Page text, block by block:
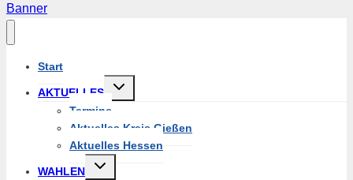
Banner
Start
AKTUELLES
Untermenü
Termine
Aktuelles Kreis Gießen
Aktuelles Hessen
WAHLEN
Untermenü